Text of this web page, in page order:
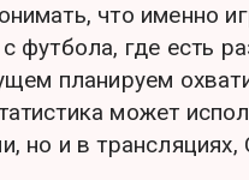
что именно
футбола, где есть
планируем
может
но и в